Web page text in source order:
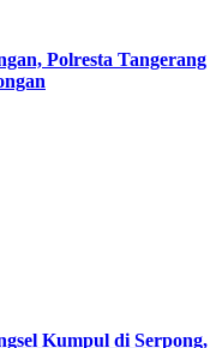
Polresta Tangerang
Kumpul di Serpong,